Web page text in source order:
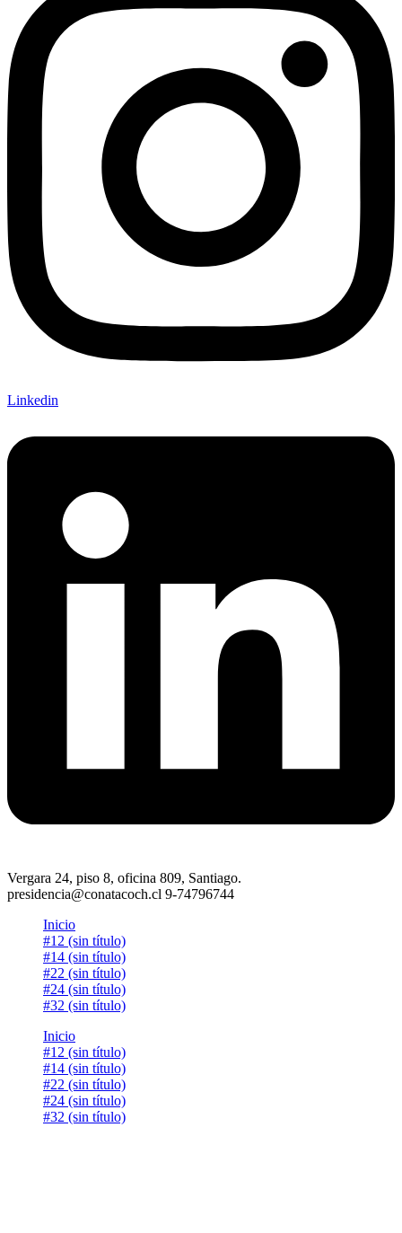
Linkedin
Vergara 24, piso 8, oficina 809, Santiago.
presidencia@conatacoch.cl 9-74796744
Inicio
#12 (sin título)
#14 (sin título)
#22 (sin título)
#24 (sin título)
#32 (sin título)
Inicio
#12 (sin título)
#14 (sin título)
#22 (sin título)
#24 (sin título)
#32 (sin título)